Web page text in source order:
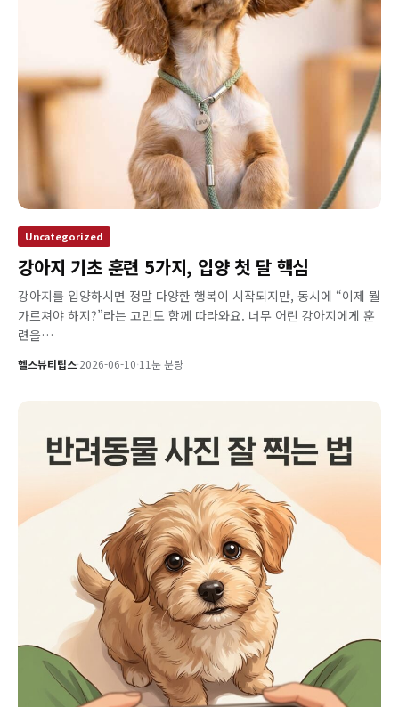
Uncategorized
강아지 기초 훈련 5가지, 입양 첫 달 핵심
강아지를 입양하시면 정말 다양한 행복이 시작되지만, 동시에 “이제 뭘
가르쳐야 하지?”라는 고민도 함께 따라와요. 너무 어린 강아지에게 훈
련을…
헬스뷰티팁스·2026-06-10·11분 분량